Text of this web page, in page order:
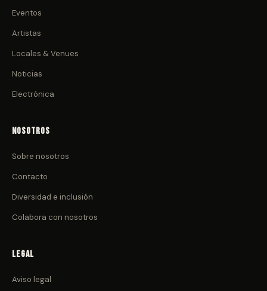
Eventos
Artistas
Locales & Venues
Noticias
Electrónica
Nosotros
Sobre nosotros
Contacto
Diversidad e inclusión
Colabora con nosotros
Legal
Aviso legal